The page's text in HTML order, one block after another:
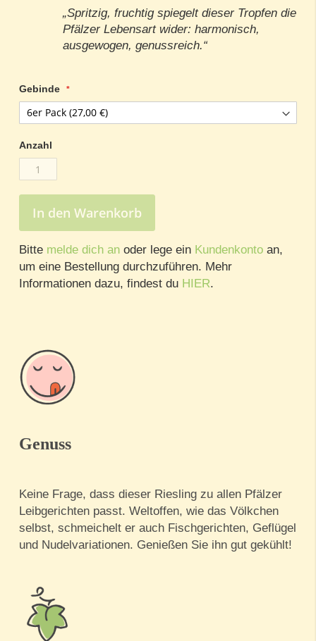
„Spritzig, fruchtig spiegelt dieser Tropfen die
Pfälzer Lebensart wider: harmonisch,
ausgewogen, genussreich.“
Gebinde
Anzahl
In den Warenkorb
Bitte melde dich an oder lege ein Kundenkonto an,
um eine Bestellung durchzuführen. Mehr
Informationen dazu, findest du HIER.
Genuss
Keine Frage, dass dieser Riesling zu allen Pfälzer
Leibgerichten passt. Weltoffen, wie das Völkchen
selbst, schmeichelt er auch Fischgerichten, Geflügel
und Nudelvariationen. Genießen Sie ihn gut gekühlt!